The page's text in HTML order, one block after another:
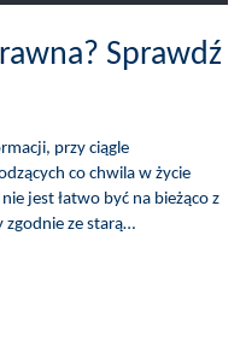
Sprawdź
przy ciągle
co chwila w życie
jest łatwo być na bieżąco z
ze starą…